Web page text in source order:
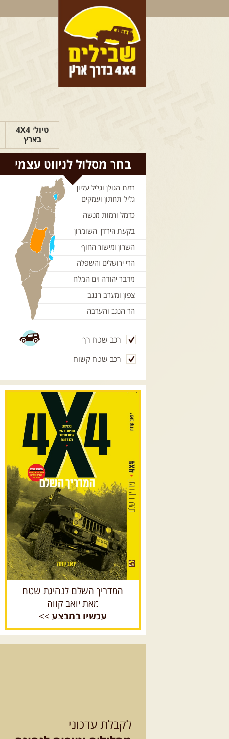
טיולי 4X4
בארץ
בחר מסלול לניווט עצמי
רמת הגולן וגליל עליון
גליל תחתון ועמקים
כרמל ורמות מנשה
בקעת הירדן והשומרון
השרון ומישור החוף
הרי ירושלים והשפלה
מדבר יהודה וים המלח
צפון ומערב הנגב
הר הנגב והערבה
רכב שטח רך
רכב שטח קשוח
המדריך השלם לנהיגת שטח
מאת יואב קווה
עכשיו במבצע >>
לקבלת עדכוני